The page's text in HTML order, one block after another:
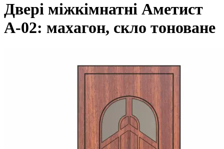
Двері міжкімнатні Аметист
А-02: махагон, скло тоноване